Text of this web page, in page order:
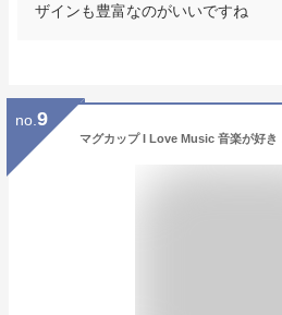
ザインも豊富なのがいいですね
no. 9